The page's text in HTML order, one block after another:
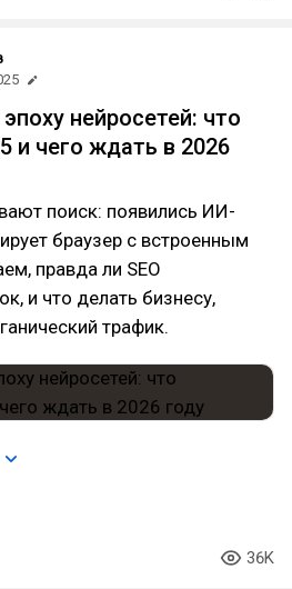
нейросетей: что
и чего ждать в 2026
поиск: появились ИИ-
браузер с встроенным
правда ли SEO
и что делать бизнесу,
трафик.
36K